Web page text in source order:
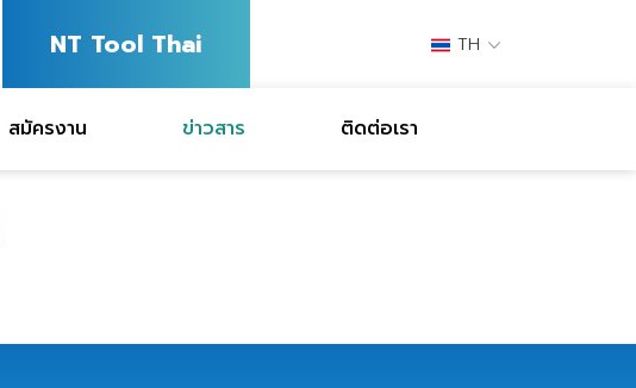
NT Tool Thai TH
สมัครงาน ข่าวสาร ติดต่อเรา